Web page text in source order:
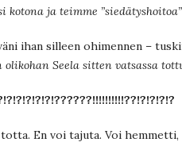
kotona ja teimme
ihan silleen ohimennen –
olikohan Seela sitten vatsassa
En voi tajuta. Voi hemmetti,